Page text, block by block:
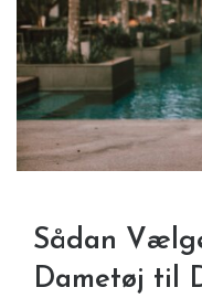
Sådan
Dametøj til